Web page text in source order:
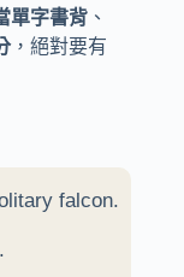
單字書背 、
，絕對要有
falcon.
.